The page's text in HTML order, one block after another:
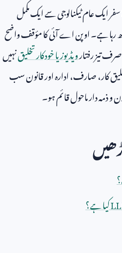
سفر ایک عام ٹیکنالوجی سے ایک مکمل
رہا ہے۔ اوپن اے آئی کا مؤقف واضح
تیز رفتارویڈیوز یا خودکار تخلیقنہیں
کار، صارف، ادارہ اور قانون سب
و ذمہ دار ماحول قائم ہو۔
کیا ہے؟